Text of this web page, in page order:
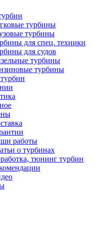
турбины
турбины
для спец. техники
для судов
турбины
турбины
работы
о турбинах
тюнинг турбин